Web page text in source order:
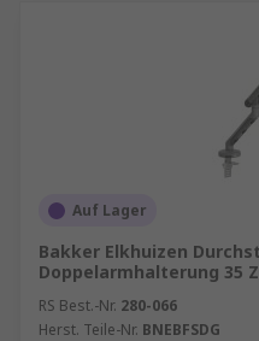
Auf Lager
Bakker Elkhuizen
Doppelarmhalterung 35
RS Best.-Nr. 280-066
Herst. Teile-Nr. BNEBFSDG